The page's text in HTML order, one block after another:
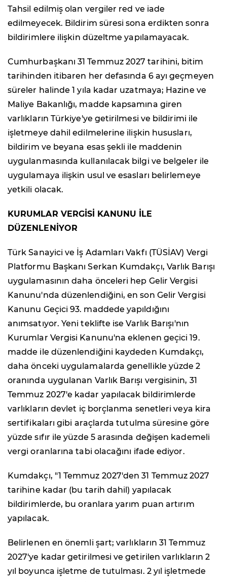
Tahsil edilmiş olan vergiler red ve iade
edilmeyecek. Bildirim süresi sona erdikten sonra
bildirimlere ilişkin düzeltme yapılamayacak.
Cumhurbaşkanı 31 Temmuz 2027 tarihini, bitim
tarihinden itibaren her defasında 6 ayı geçmeyen
süreler halinde 1 yıla kadar uzatmaya; Hazine ve
Maliye Bakanlığı, madde kapsamına giren
varlıkların Türkiye'ye getirilmesi ve bildirimi ile
işletmeye dahil edilmelerine ilişkin hususları,
bildirim ve beyana esas şekli ile maddenin
uygulanmasında kullanılacak bilgi ve belgeler ile
uygulamaya ilişkin usul ve esasları belirlemeye
yetkili olacak.
KURUMLAR VERGİSİ KANUNU İLE
DÜZENLENİYOR
Türk Sanayici ve İş Adamları Vakfı (TÜSİAV) Vergi
Platformu Başkanı Serkan Kumdakçı, Varlık Barışı
uygulamasının daha önceleri hep Gelir Vergisi
Kanunu'nda düzenlendiğini, en son Gelir Vergisi
Kanunu Geçici 93. maddede yapıldığını
anımsatıyor. Yeni teklifte ise Varlık Barışı'nın
Kurumlar Vergisi Kanunu'na eklenen geçici 19.
madde ile düzenlendiğini kaydeden Kumdakçı,
daha önceki uygulamalarda genellikle yüzde 2
oranında uygulanan Varlık Barışı vergisinin, 31
Temmuz 2027'e kadar yapılacak bildirimlerde
varlıkların devlet iç borçlanma senetleri veya kira
sertifikaları gibi araçlarda tutulma süresine göre
yüzde sıfır ile yüzde 5 arasında değişen kademeli
vergi oranlarına tabi olacağını ifade ediyor.
Kumdakçı, "1 Temmuz 2027'den 31 Temmuz 2027
tarihine kadar (bu tarih dahil) yapılacak
bildirimlerde, bu oranlara yarım puan artırım
yapılacak.
Belirlenen en önemli şart; varlıkların 31 Temmuz
2027'ye kadar getirilmesi ve getirilen varlıkların 2
yıl boyunca işletme de tutulması. 2 yıl işletmede